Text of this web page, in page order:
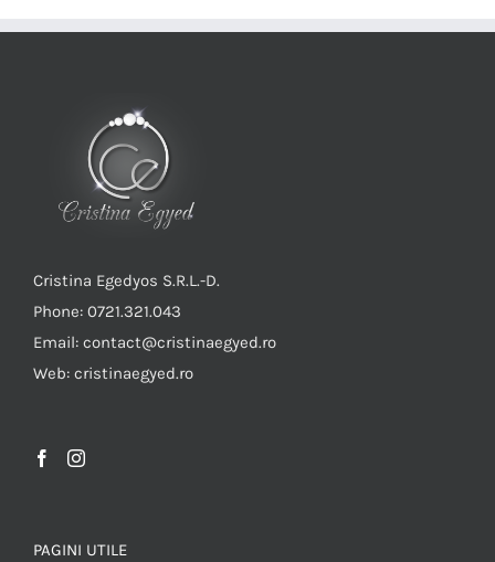
Cristina Egedyos S.R.L.-D.
Phone: 0721.321.043
Email: contact@cristinaegyed.ro
Web: cristinaegyed.ro
PAGINI UTILE